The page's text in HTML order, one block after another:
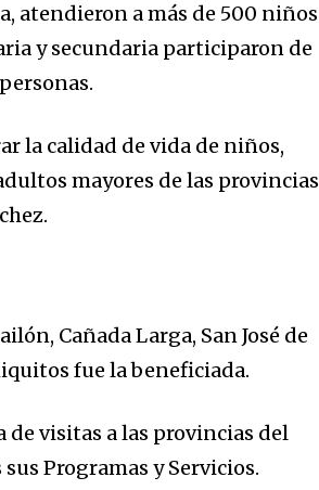
atendieron a más de 500 niños
y secundaria participaron de
la calidad de vida de niños,
mayores de las provincias
Cañada Larga, San José de
fue la beneficiada.
de visitas a las provincias del
Programas y Servicios.